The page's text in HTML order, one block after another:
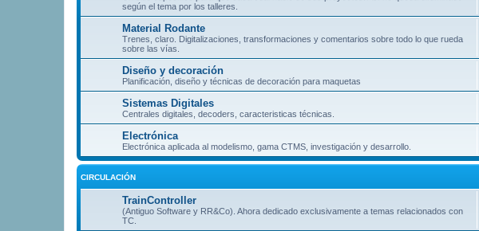
según el tema por los talleres.
Material Rodante
Trenes, claro. Digitalizaciones, transformaciones y comentarios sobre todo lo que rueda
sobre las vías.
Diseño y decoración
Planificación, diseño y técnicas de decoración para maquetas
Sistemas Digitales
Centrales digitales, decoders, caracteristicas técnicas.
Electrónica
Electrónica aplicada al modelismo, gama CTMS, investigación y desarrollo.
CIRCULACIÓN
TrainController
(Antiguo Software y RR&Co). Ahora dedicado exclusivamente a temas relacionados con
TC.